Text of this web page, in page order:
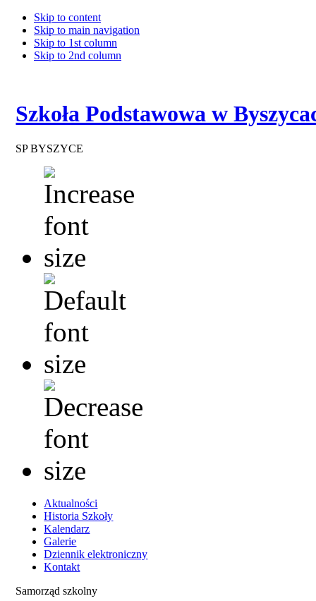
Skip to content
Skip to main navigation
Skip to 1st column
Skip to 2nd column
Szkoła Podstawowa w
SP BYSZYCE
Aktualności
Historia Szkoły
Kalendarz
Galerie
Dziennik elektroniczny
Kontakt
Samorząd szkolny